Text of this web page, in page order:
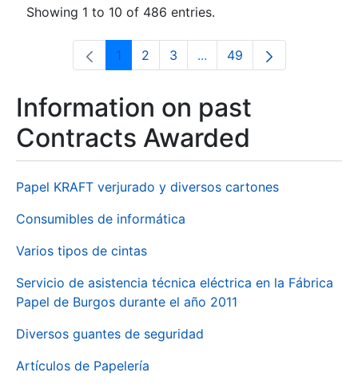
Showing 1 to 10 of 486 entries.
Page
1 Page
2 Page
3 ...Intermediate Pages Use
Page
49
Information on past
Contracts Awarded
Papel KRAFT verjurado y diversos cartones
Consumibles de informática
Varios tipos de cintas
Servicio de asistencia técnica eléctrica en la Fábrica
Papel de Burgos durante el año 2011
Diversos guantes de seguridad
Artículos de Papelería